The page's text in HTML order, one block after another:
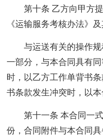
第十条 乙方向甲方
《运输服务考核办法》
与运送有关的操作
一部分，与本合同具有
时，以乙方工作单背书
书条款发生冲突时，以本
第十一条 本合同一
份，合同附件与本合同具